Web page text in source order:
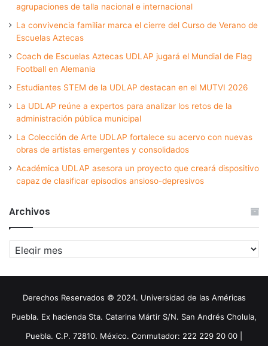
agrupaciones de talla nacional e internacional
La convivencia familiar marca el cierre del Curso de Verano de
Escuelas Aztecas
Coach de Escuelas Aztecas UDLAP jugará el Mundial de Flag
Football en Alemania
Estudiantes STEM de la UDLAP destacan en el MUTVI 2026
La UDLAP reúne a expertos para analizar los retos de la
administración pública municipal
La Colección de Arte UDLAP fortalece su acervo con nuevas
obras de artistas emergentes y consolidados
Académica UDLAP asesora un proyecto que creará dispositivo
capaz de clasificar episodios ansioso-depresivos
Archivos
Archivos
Derechos Reservados © 2024. Universidad de las Américas
Puebla. Ex hacienda Sta. Catarina Mártir S/N. San Andrés Cholula,
Puebla. C.P. 72810. México. Conmutador: 222 229 20 00 |